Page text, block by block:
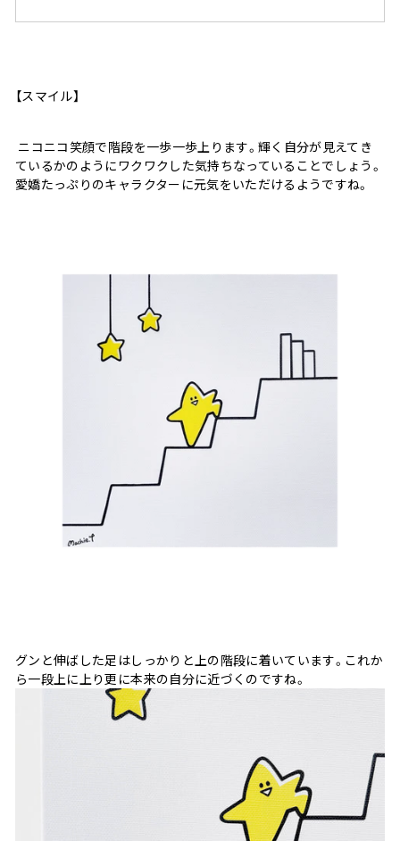
【スマイル】
ニコニコ笑顔で階段を一歩一歩上ります。輝く自分が見えてき
ているかのようにワクワクした気持ちなっていることでしょう。
愛嬌たっぷりのキャラクターに元気をいただけるようですね。
グンと伸ばした足はしっかりと上の階段に着いています。これか
ら一段上に上り更に本来の自分に近づくのですね。